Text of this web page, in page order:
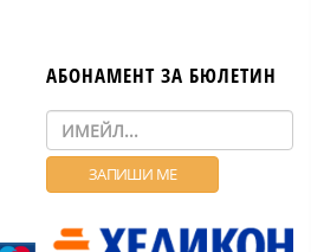
АБОНАМЕНТ ЗА БЮЛЕТИН